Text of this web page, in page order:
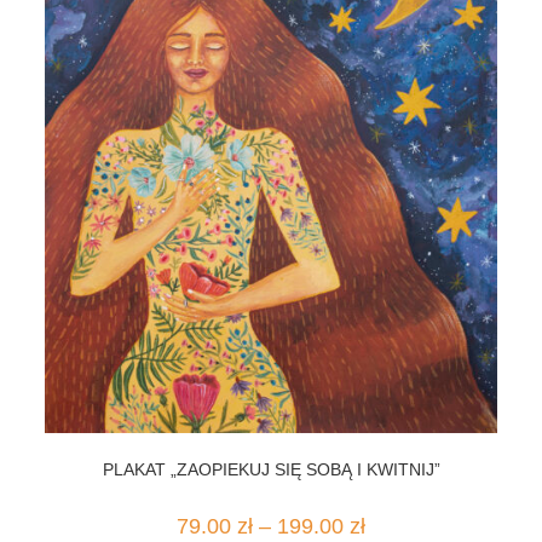
PLAKAT „ZAOPIEKUJ SIĘ SOBĄ I KWITNIJ”
79.00 zł – 199.00 złZakres